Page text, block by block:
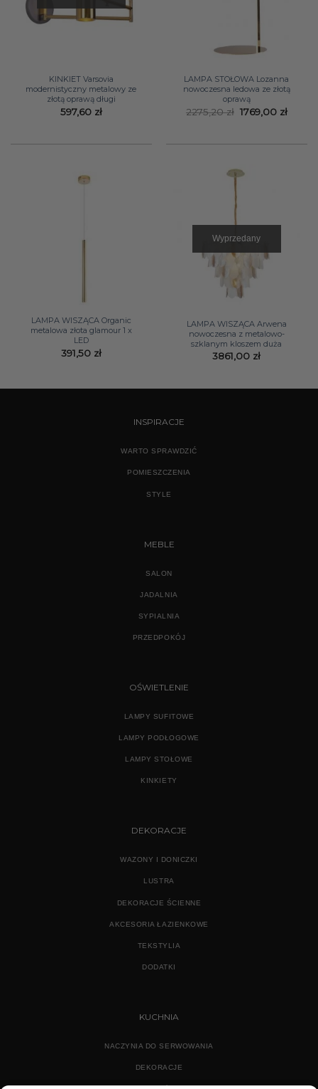
KINKIET Varsovia
modernistyczny metalowy ze
złotą oprawą długi
597,60 zł
LAMPA STOŁOWA Lozanna
nowoczesna ledowa ze złotą
oprawą
2275,20zł Pierwotna
cena
1769,00 zł
LAMPA WISZĄCA Organic
metalowa złota glamour 1 x
LED
391,50 zł
Wyprzedany
LAMPA WISZĄCA Arwena
nowoczesna z metalowo-
szklanym kloszem duża
3861,00 zł
INSPIRACJE
WARTO SPRAWDZIĆ
POMIESZCZENIA
STYLE
MEBLE
SALON
JADALNIA
SYPIALNIA
PRZEDPOKÓJ
OŚWIETLENIE
LAMPY SUFITOWE
LAMPY PODŁOGOWE
LAMPY STOŁOWE
KINKIETY
DEKORACJE
WAZONY I DONICZKI
LUSTRA
DEKORACJE ŚCIENNE
AKCESORIA ŁAZIENKOWE
TEKSTYLIA
DODATKI
KUCHNIA
NACZYNIA DO SERWOWANIA
DEKORACJE